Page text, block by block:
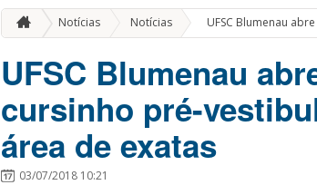
Notícias Notícias » UFSC Blumenau
UFSC Blumenau
cursinho pré-
área de exatas
03/07/2018 10:21